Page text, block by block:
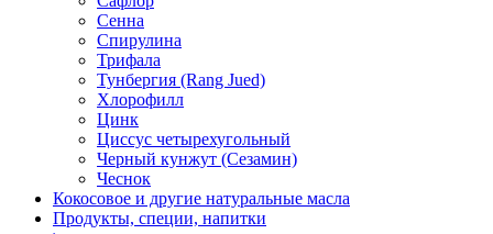
Сенна
Спирулина
Трифала
Тунбергия (Rang Jued)
Хлорофилл
Цинк
Циссус четырехугольный
Черный кунжут (Сезамин)
Чеснок
Кокосовое и другие натуральные масла
Продукты, специи, напитки